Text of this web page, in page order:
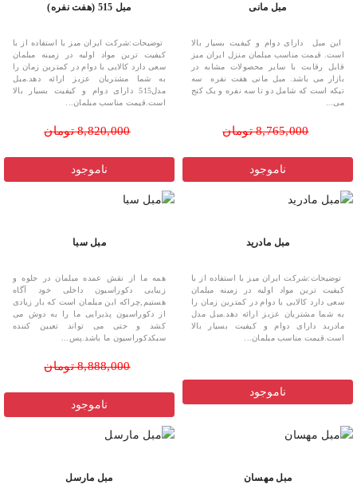
مبل مانی
این مبل دارای دوام و کیفیت بسیار بالا
است. قیمت مناسب مبلمان منزل ایران میز
قابل رقابت با سایر محصولات مشابه در
بازار می باشد. مبل مانی هفت نفره سه
تیکه است که شامل دو تا سه نفره و یک کنج
می...
8,765,000 تومان
ناموجود
مبل 515 (هفت نفره)
توضیحات:شرکت ایران میز با استفاده از با
کیفیت ترین مواد اولیه در زمینه مبلمان
سعی دارد کالایی با دوام در کمترین زمان را
به شما مشتریان عزیز ارائه دهد.مبل
مدل515 دارای دوام و کیفیت بسیار بالا
است.قیمت مناسب مبلمان...
8,820,000 تومان
ناموجود
مبل مادرید
توضیحات:شرکت ایران میز با استفاده از با
کیفیت ترین مواد اولیه در زمینه مبلمان
سعی دارد کالایی با دوام در کمترین زمان را
به شما مشتریان عزیز ارائه دهد.مبل مدل
مادرید دارای دوام و کیفیت بسیار بالا
است.قیمت مناسب مبلمان...
ناموجود
مبل سبا
همه ما از نقش عمده مبلمان در جلوه و
زیبایی دکوراسیون داخلی خود آگاه
هستیم,چراکه این مبلمان است که بار زیادی
از دکوراسیون پذیرایی ما را به دوش می
کشد و حتی می تواند تعیین کننده
سبکدکوراسیون ما باشد.پس...
8,888,000 تومان
ناموجود
مبل مهسان مبل مارسل